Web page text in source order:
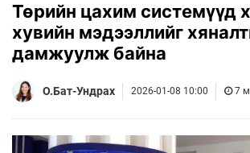
Төрийн цахим системүүд
хувийн мэдээллийг
дамжуулж байна
О.Бат-Ундрах 2026-01-08 10:00 7